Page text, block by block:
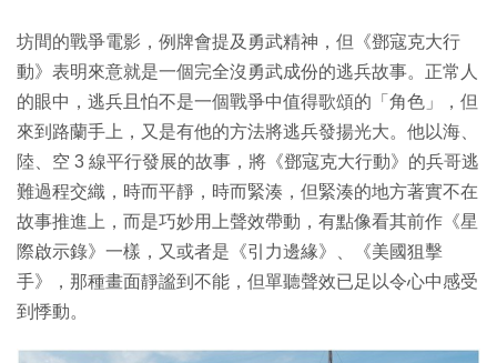
坊間的戰爭電影，例牌會提及勇武精神，但《鄧寇克大行
動》表明來意就是一個完全沒勇武成份的逃兵故事。正常人
的眼中，逃兵且怕不是一個戰爭中值得歌頌的「角色」，但
來到路蘭手上，又是有他的方法將逃兵發揚光大。他以海、
陸、空 3 線平行發展的故事，將《鄧寇克大行動》的兵哥逃
難過程交織，時而平靜，時而緊湊，但緊湊的地方著實不在
故事推進上，而是巧妙用上聲效帶動，有點像看其前作《星
際啟示錄》一樣，又或者是《引力邊緣》、《美國狙擊
手》，那種畫面靜謐到不能，但單聽聲效已足以令心中感受
到悸動。